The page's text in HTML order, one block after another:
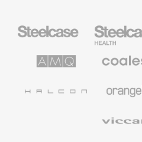
Büromöbel
Health
Solutions
Büromöbel